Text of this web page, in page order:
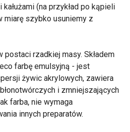
(na przykład po kąpieli
miarę szybko usuniemy z
postaci rzadkiej masy. Składem
farbę emulsyjną - jest
żywic akrylowych, zawiera
i zmniejszających
farba, nie wymaga
innych preparatów.